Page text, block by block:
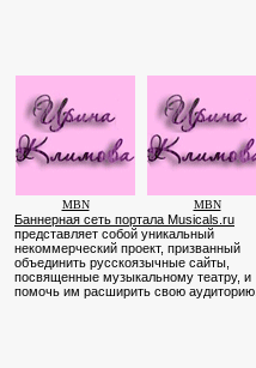
MBN MBN
Баннерная сеть портала Musicals.ru
представляет собой уникальный
некоммерческий проект, призванный
объединить русскоязычные сайты,
посвященные музыкальному театру, и
помочь им расширить свою аудиторию.